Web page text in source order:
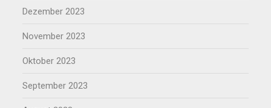
Dezember 2023
November 2023
Oktober 2023
September 2023